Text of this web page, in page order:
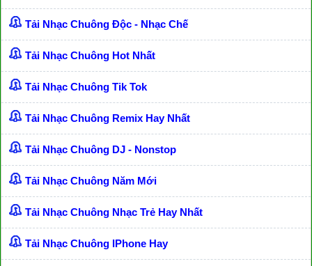
Tải Nhạc Chuông Độc - Nhạc Chế
Tải Nhạc Chuông Hot Nhất
Tải Nhạc Chuông Tik Tok
Tải Nhạc Chuông Remix Hay Nhất
Tải Nhạc Chuông DJ - Nonstop
Tải Nhạc Chuông Năm Mới
Tải Nhạc Chuông Nhạc Trẻ Hay Nhất
Tải Nhạc Chuông IPhone Hay